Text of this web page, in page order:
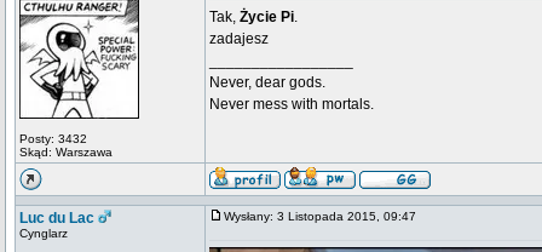
Posty: 3432
Skąd: Warszawa
Tak, Życie Pi.
zadajesz
Never, dear gods.
Never mess with mortals.
Luc du Lac
Cynglarz
Wysłany: 3 Listopada 2015, 09:47